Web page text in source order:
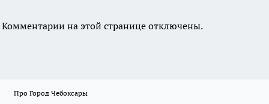
Комментарии на этой странице отключены.
Про Город Чебоксары